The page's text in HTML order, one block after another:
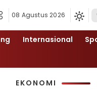
08 Agustus 2026
Internasional
EKONOMI